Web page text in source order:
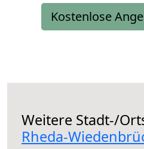
Kostenlose
Weitere Stadt-/
Rheda-